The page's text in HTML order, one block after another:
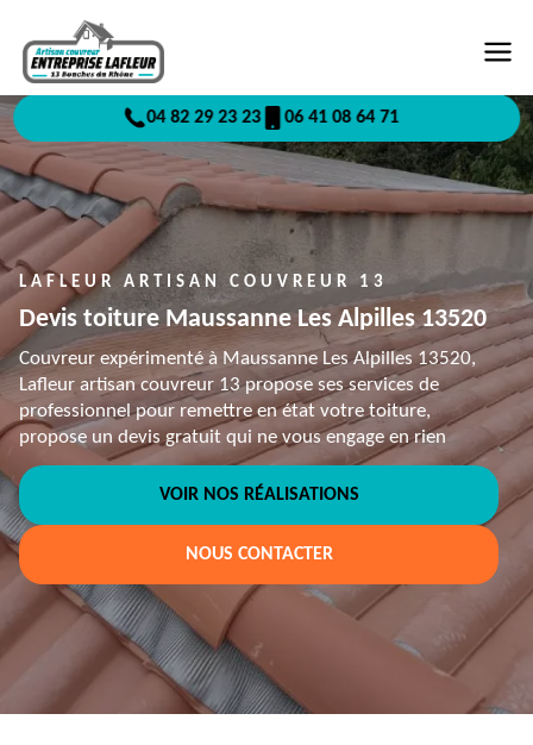
04 82 29 23 23 06 41 08 64 71
LAFLEUR ARTISAN COUVREUR 13
Devis toiture Maussanne Les Alpilles 13520
Couvreur expérimenté à Maussanne Les Alpilles 13520,
Lafleur artisan couvreur 13 propose ses services de
professionnel pour remettre en état votre toiture,
propose un devis gratuit qui ne vous engage en rien
VOIR NOS RÉALISATIONS
NOUS CONTACTER